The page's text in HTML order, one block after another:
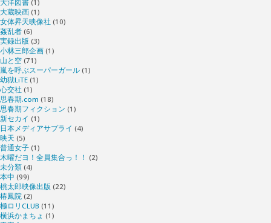
大洋図書 (1)
大蔵映画 (1)
女体昇天映像社 (10)
姦乱者 (6)
実録出版 (3)
小林三郎企画 (1)
山と空 (71)
嵐を呼ぶスーパーガール (1)
幼獄LiTE (1)
心交社 (1)
思春期.com (18)
思春期フィクション (1)
新セカイ (1)
日本メディアサプライ (4)
映天 (5)
普通女子 (1)
木曜だヨ！全員集合っ！！ (2)
未分類 (4)
本中 (99)
桃太郎映像出版 (22)
椿鳳院 (2)
極ロリCLUB (11)
横浜かまちょ (1)